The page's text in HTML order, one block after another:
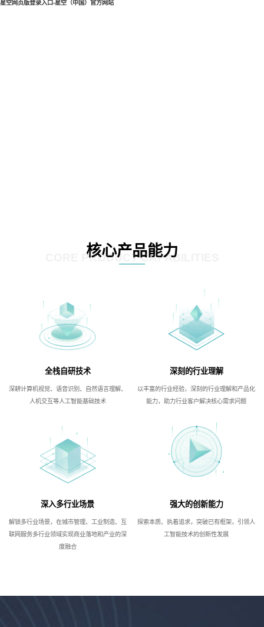
星空网页版登录入口-星空（中国）官方网站
核心产品能力
CORE PRODUCT CAPABILITIES
全栈自研技术
深耕计算机视觉、语音识别、自然语言理解、
人机交互等人工智能基础技术
深刻的行业理解
以丰富的行业经验，深刻的行业理解和产品化
能力，助力行业客户解决核心需求问题
深入多行业场景
解锁多行业场景，在城市管理、工业制造、互
联网服务多行业领域实现商业落地和产业的深
度融合
强大的创新能力
探索本质、执着追求，突破已有框架，引领人
工智能技术的创新性发展